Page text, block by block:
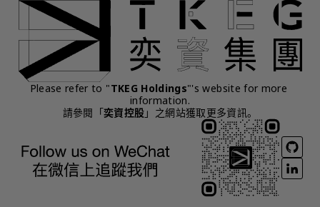
Please refer to "TKEG Holdings"'s website for more
information.
請參閱「奕資控股 」之網站獲取更多資訊。